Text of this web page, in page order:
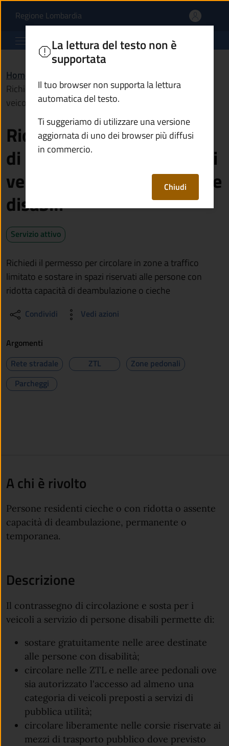
Richiedere il
Regione Lombardia(apre in un'altra scheda).
Comune di Corteno Golgi
Home
Richiedere il contrassegno di circolazione e sosta per i
veicoli a servizio di persone disabili
Richiedere il contrassegno
di circolazione e sosta per i
veicoli a servizio di persone
disabili
Servizio attivo
Richiedi il permesso per circolare in zone a traffico
limitato e sostare in spazi riservati alle persone con
ridotta capacità di deambulazione o cieche
Condividi Vedi azioni
La lettura del testo non è
supportata
Il tuo browser non supporta la lettura
automatica del testo.
Ti suggeriamo di utilizzare una versione
aggiornata di uno dei browser più diffusi
in commercio.
Chiudi
Argomenti
Rete stradale
ZTL
Zone pedonali
Parcheggi
A chi è rivolto
Persone residenti cieche o con ridotta o assente
capacità di deambulazione, permanente o
temporanea.
Descrizione
Il contrassegno di circolazione e sosta per i
veicoli a servizio di persone disabili permette di:
sostare gratuitamente nelle aree destinate
alle persone con disabilità;
circolare nelle ZTL e nelle aree pedonali ove
sia autorizzato l'accesso ad almeno una
categoria di veicoli preposti a servizi di
pubblica utilità;
circolare liberamente nelle corsie riservate ai
mezzi di trasporto pubblico dove previsto